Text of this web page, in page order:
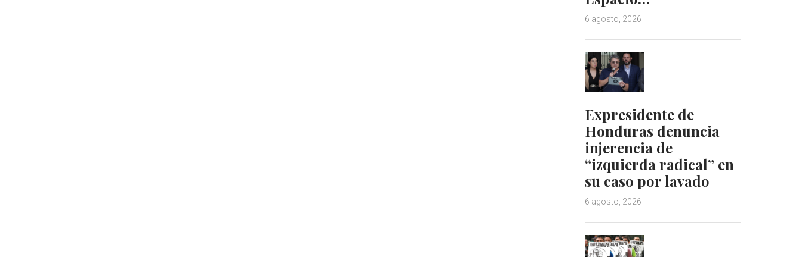
6 agosto, 2026
Expresidente de
Honduras denuncia
injerencia de
“izquierda radical” en
su caso por lavado
6 agosto, 2026